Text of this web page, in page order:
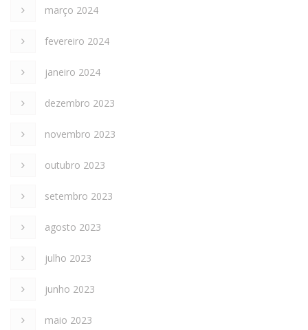
março 2024
fevereiro 2024
janeiro 2024
dezembro 2023
novembro 2023
outubro 2023
setembro 2023
agosto 2023
julho 2023
junho 2023
maio 2023